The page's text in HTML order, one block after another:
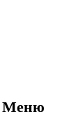
Меню